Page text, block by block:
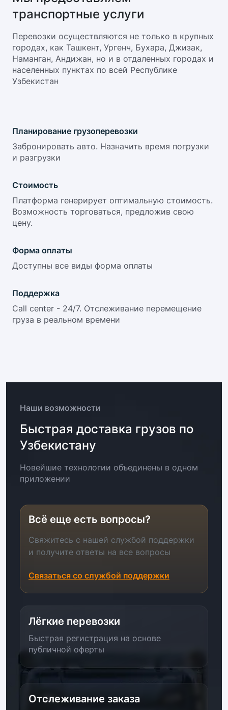
транспортные услуги
Перевозки осуществляются не только в крупных
городах, как Ташкент, Ургенч, Бухара, Джизак,
Наманган, Андижан, но и в отдаленных городах и
населенных пунктах по всей Республике
Узбекистан
Планирование грузоперевозки
Забронировать авто. Назначить время погрузки
и разгрузки
Стоимость
Платформа генерирует оптимальную стоимость.
Возможность торговаться, предложив свою
цену.
Форма оплаты
Доступны все виды форма оплаты
Поддержка
Call center - 24/7. Отслеживание перемещение
груза в реальном времени
Наши возможности
Быстрая доставка грузов по
Узбекистану
Новейшие технологии объединены в одном
приложении
Всё еще есть вопросы?
Свяжитесь с нашей службой поддержки
и получите ответы на все вопросы
Связаться со службой поддержки
Лёгкие перевозки
Быстрая регистрация на основе
публичной оферты
Отслеживание заказа